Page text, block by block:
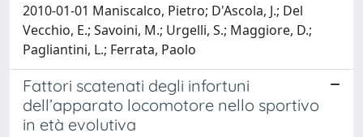
2010-01-01 Maniscalco, Pietro; D'Ascola, J.; Del
Vecchio, E.; Savoini, M.; Urgelli, S.; Maggiore, D.;
Pagliantini, L.; Ferrata, Paolo
Fattori scatenati degli infortuni
dell’apparato locomotore nello sportivo
in età evolutiva